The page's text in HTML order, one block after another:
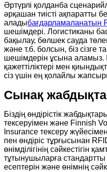
Әртүрлі қолданба
әрқашан тиісті ақпаратты
аладыбағдарламаланатын
шешімдері. Логистиканы
бақылау, бөлшек сауда
және т.б. болсын, біз
шешімдерін ұсына аламыз.
қажеттіліктері мен
сіз үшін ең қолайлы
Сынақ
Біздің өндірістік
тексеруімен және Finnish
Insurance тексеру
пен өндіріс тұрғысынан
өнімділігінің сәйкестігін
тұтынушыларға стандартты
есептерін және өнімнің